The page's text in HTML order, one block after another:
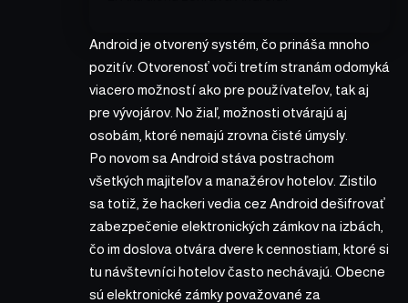
Android je otvorený systém, čo prináša mnoho
pozitív. Otvorenosť voči tretím stranám odomyká
viacero možností ako pre používateľov, tak aj
pre vývojárov. No žiaľ, možnosti otvárajú aj
osobám, ktoré nemajú zrovna čisté úmysly.
Po novom sa Android stáva postrachom
všetkých majiteľov a manažérov hotelov. Zistilo
sa totiž, že hackeri vedia cez Android dešifrovať
zabezpečenie elektronických zámkov na izbách,
čo im doslova otvára dvere k cennostiam, ktoré si
tu návštevníci hotelov často nechávajú. Obecne
sú elektronické zámky považované za